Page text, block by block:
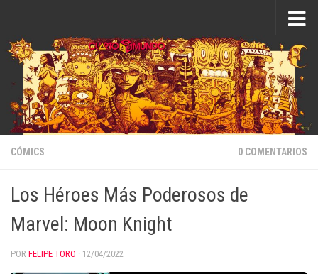
CÓMICS 0 COMENTARIOS
Los Héroes Más Poderosos de
Marvel: Moon Knight
POR FELIPE TORO · 12/04/2022